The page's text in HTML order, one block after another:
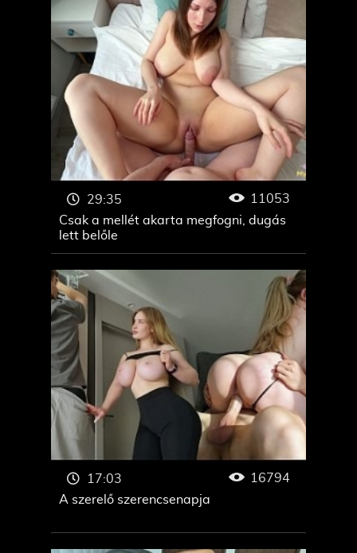
Csak a mellét akarta megfogni, dugás
lett belőle
29:35 11053
A szerelő szerencsenapja
17:03 16794